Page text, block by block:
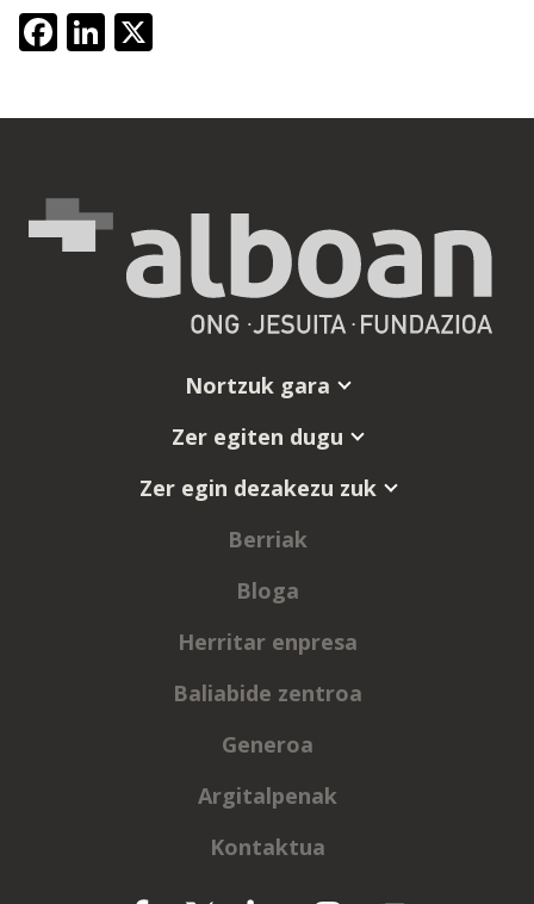
Facebook
LinkedIn
Nortzuk gara
Zer egiten dugu
Zer egin dezakezu zuk
Berriak
Bloga
Herritar enpresa
Baliabide zentroa
Generoa
Argitalpenak
Kontaktua